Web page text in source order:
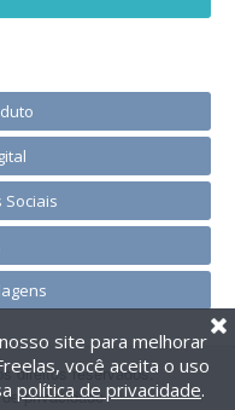
Sociais
direitos reservados.
privacidade
site para melhorar
você aceita o uso
política de privacidade.